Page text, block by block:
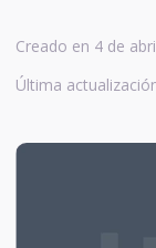
Creado en 4 de
Última